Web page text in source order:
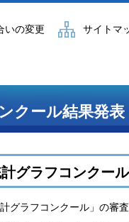
いの変更 サイトマ
クール結果発表
グラフコンクー
ラフコンクール」の審査